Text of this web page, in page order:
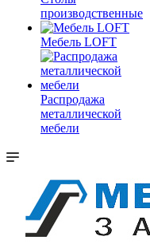
производственные
Мебель LOFT
Распродажа
металлической
мебели